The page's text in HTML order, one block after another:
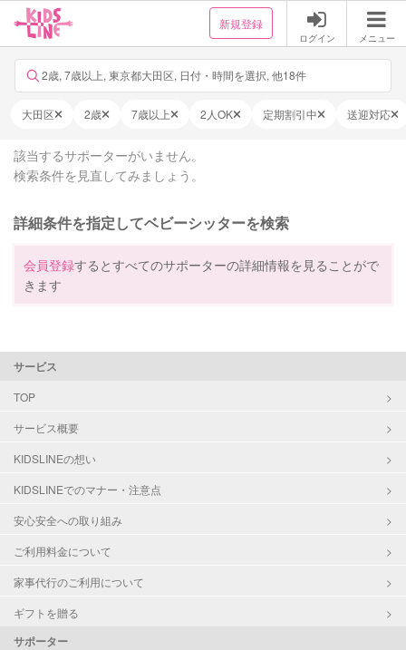
新規登録
ログイン メニュー
2歳, 7歳以上, 東京都大田区, 日付・時間を選択, 他18件
大田区 2歳 7歳以上 2人OK 定期割引中 送迎対応
該当するサポーターがいません。
検索条件を見直してみましょう。
詳細条件を指定してベビーシッターを検索
会員登録するとすべてのサポーターの詳細情報を見ることがで
きます
サービス
TOP
サービス概要
KIDSLINEの想い
KIDSLINEでのマナー・注意点
安心安全への取り組み
ご利用料金について
家事代行のご利用について
ギフトを贈る
サポーター